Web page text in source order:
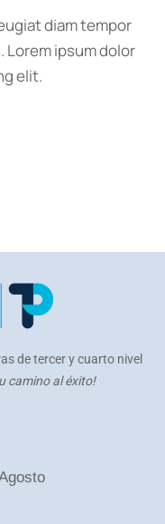
diam tempor
Lorem ipsum dolor
elit.
de tercer y cuarto nivel
camino al éxito!